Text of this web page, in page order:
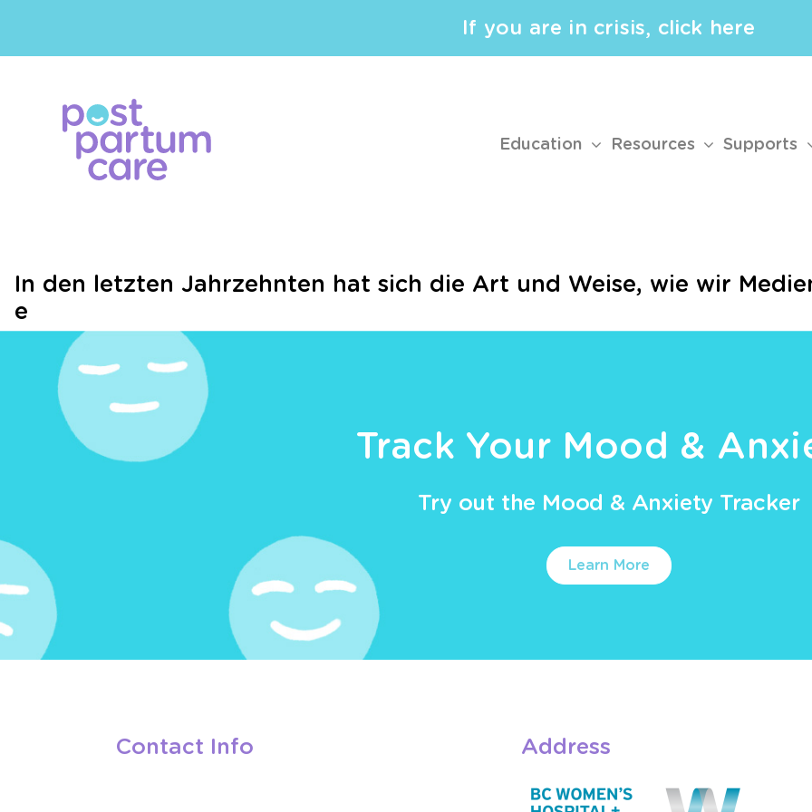
If you are in crisis, click here
Education Resources Supports
In den letzten Jahrzehnten hat sich die Art und Weise, wie wir
e
Track Your Mood &
Try out the Mood & Anxiety Tracker
Learn More
Contact Info Address